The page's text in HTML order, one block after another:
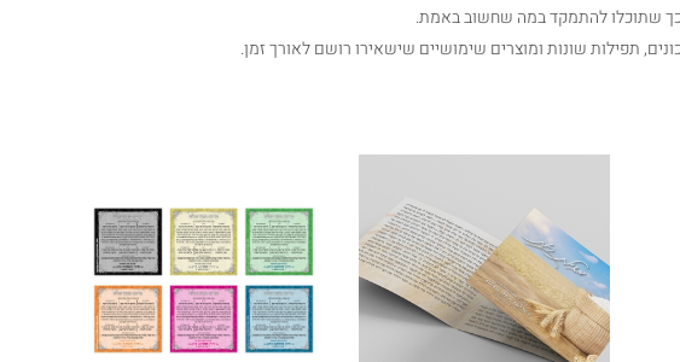
כך שתוכלו להתמקד במה שחשוב באמת.
תפילות שונות ומוצרים שימושיים שישאירו רושם לאורך זמן.